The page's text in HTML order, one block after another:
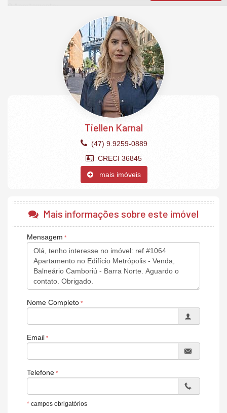
O Apartamento:
4 Suítes (sendo 1 com closet hidromassagem)
Living integrado com espaço gourmet e churrasqueira
Banheiro de serviço
4 vagas de garagem privativas.
Hall de entrada mobiliado e decorado
Piscina adulto e infantil com borda infinita
Características do Empreendimento
Tiellen Karnal
(47) 9.9259-0889
CRECI 36845
mais imóveis
Mais informações sobre este imóvel
Mensagem
Nome Completo
Email
Telefone
* campos obrigatórios